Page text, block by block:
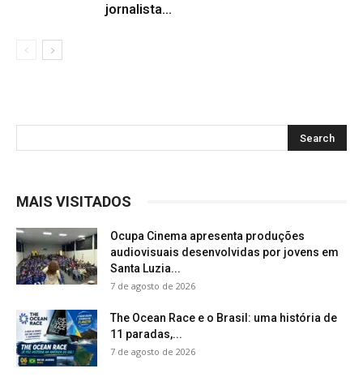
jornalista...
MAIS VISITADOS
Ocupa Cinema apresenta produções
audiovisuais desenvolvidas por jovens em
Santa Luzia...
7 de agosto de 2026
The Ocean Race e o Brasil: uma história de
11 paradas,...
7 de agosto de 2026